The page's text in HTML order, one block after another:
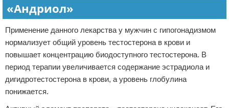
«Андриол»
Применение данного лекарства у мужчин с гипогонадизмом
нормализует общий уровень тестостерона в крови и
повышает концентрацию биодоступного тестостерона. В
период терапии увеличивается содержание эстрадиола и
дигидротестостерона в крови, а уровень глобулина
понижается.